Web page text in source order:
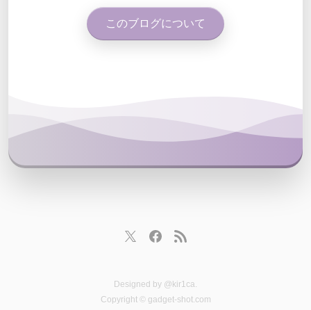
このブログについて
Designed by @kir1ca.
Copyright © gadget-shot.com